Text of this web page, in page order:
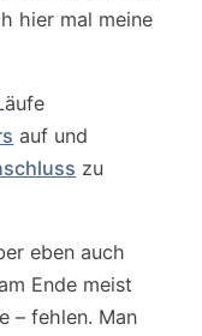
hier mal meine
auf und
zu
eben auch
Ende meist
– fehlen. Man